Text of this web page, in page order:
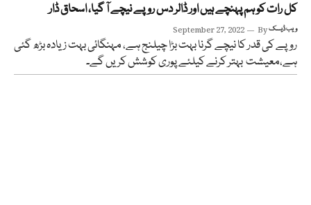
کل رات کو ہم پہنچے ہیں اور ڈالر دس روپے نیچے آ گیا، اسحاق ڈار
September 27, 2022 Byویب ڈیسک
روپے کی قدر کا نیچے گرنا بہت بڑا چیلنج ہے، مہنگائی بہت زیادہ بڑھ گئی
ہے،معیشت بہتر کرنے کیلئے پوری کوشش کریں گے۔